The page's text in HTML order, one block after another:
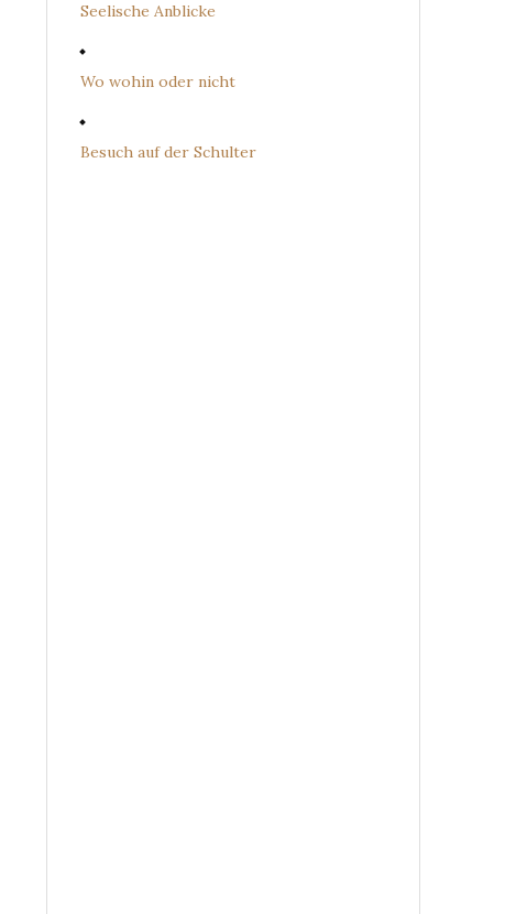
Seelische Anblicke
Wo wohin oder nicht
Besuch auf der Schulter